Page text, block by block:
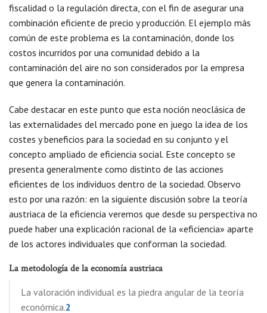
fiscalidad o la regulación directa, con el fin de asegurar una
combinación eficiente de precio y producción. El ejemplo más
común de este problema es la contaminación, donde los
costos incurridos por una comunidad debido a la
contaminación del aire no son considerados por la empresa
que genera la contaminación.
Cabe destacar en este punto que esta noción neoclásica de
las externalidades del mercado pone en juego la idea de los
costes y beneficios para la sociedad en su conjunto y el
concepto ampliado de eficiencia social. Este concepto se
presenta generalmente como distinto de las acciones
eficientes de los individuos dentro de la sociedad. Observo
esto por una razón: en la siguiente discusión sobre la teoría
austriaca de la eficiencia veremos que desde su perspectiva no
puede haber una explicación racional de la «eficiencia» aparte
de los actores individuales que conforman la sociedad.
La metodología de la economía austriaca
La valoración individual es la piedra angular de la teoría
económica.2